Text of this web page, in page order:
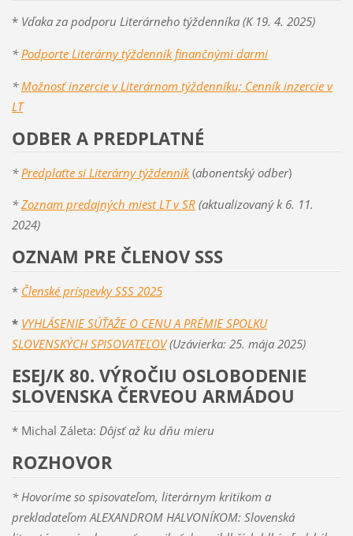
* Vďaka za podporu Literárneho týždenníka (K 19. 4. 2025)
* Podporte Literárny týždenník finančnými darmi
* Možnosť inzercie v Literárnom týždenníku; Cenník inzercie v
LT
ODBER A PREDPLATNÉ
* Predplaťte si Literárny týždenník (abonentský odber)
*Zoznam predajných miest LT v SR(aktualizovaný k 6. 11.
2024)
OZNAM PRE ČLENOV SSS
* Členské príspevky SSS 2025
* VYHLÁSENIE SÚŤAŽE O CENU A PRÉMIE SPOLKU
SLOVENSKÝCH SPISOVATEĽOV (Uzávierka: 25. mája 2025)
ESEJ/K 80. VÝROČIU OSLOBODENIE
SLOVENSKA ČERVEOU ARMÁDOU
* Michal Záleta: Dôjsť až ku dňu mieru
ROZHOVOR
* Hovoríme so spisovateľom, literárnym kritikom a
prekladateľom ALEXANDROM HALVONÍKOM: Slovenská